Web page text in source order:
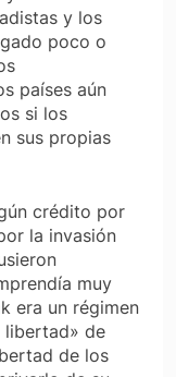
y los
poco o
países aún
si los
sus propias
crédito por
la invasión
muy
era un régimen
libertad» de
de los